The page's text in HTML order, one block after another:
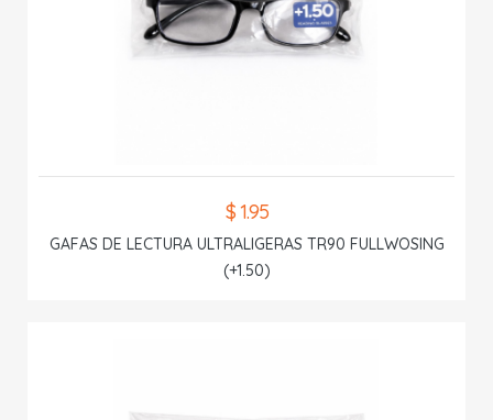
$ 1.95
GAFAS DE LECTURA ULTRALIGERAS TR90 FULLWOSING
(+1.50)